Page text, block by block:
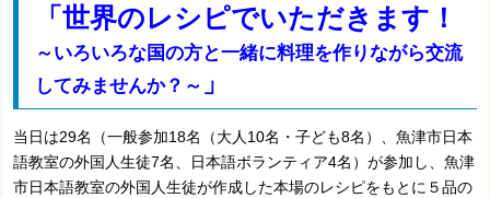
「世界のレシピでいただきます！
～いろいろな国の方と一緒に料理を作りながら交流
してみませんか？～ 」
当日は29名（一般参加18名（大人10名・子ども8名）、魚津市日本
語教室の外国人生徒7名、日本語ボランティア4名）が参加し、魚津
市日本語教室の外国人生徒が作成した本場のレシピをもとに５品の